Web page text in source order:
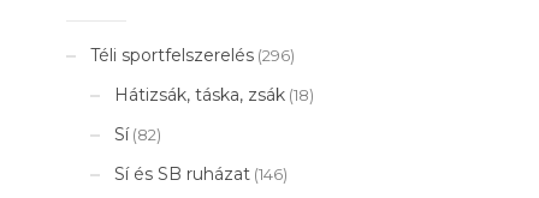
Téli sportfelszerelés (296)
Hátizsák, táska, zsák (18)
Sí (82)
Sí és SB ruházat (146)